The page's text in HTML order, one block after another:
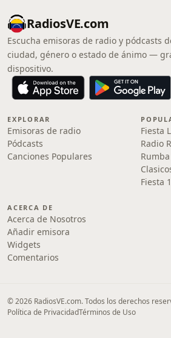
RadiosVE.com
Escucha emisoras de radio y pódcasts
ciudad, género o estado de ánimo —
dispositivo.
EXPLORAR
Emisoras de radio
Pódcasts
Canciones Populares
Fiesta
Radio
Fiesta
ACERCA DE
Acerca de Nosotros
Añadir emisora
Widgets
Comentarios
© 2026 RadiosVE.com. Todos los derechos
Política de PrivacidadTérminos de Uso